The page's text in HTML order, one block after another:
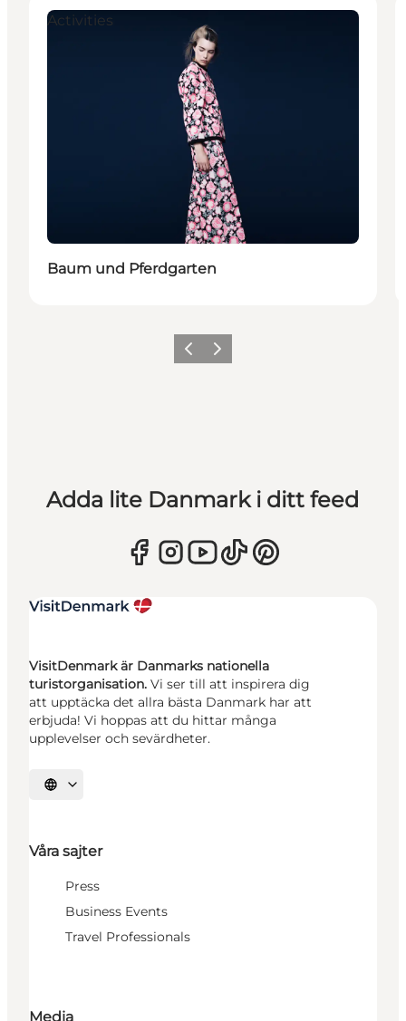
Activities
Baum und Pferdgarten
Föregående
Nästa
Adda lite Danmark i ditt feed
VisitDenmark är Danmarks nationella
turistorganisation. Vi ser till att inspirera dig
att upptäcka det allra bästa Danmark har att
erbjuda! Vi hoppas att du hittar många
upplevelser och sevärdheter.
Välj språk
Våra sajter
Press
Business Events
Travel Professionals
Media